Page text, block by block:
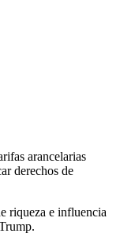
arancelarias
derechos de
riqueza e influencia